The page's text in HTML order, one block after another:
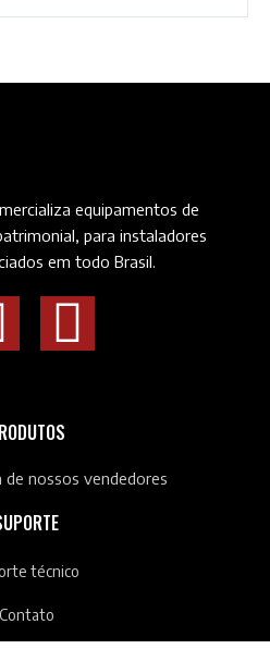
equipamentos de
para instaladores
em todo Brasil.
de nossos vendedores
técnico
Contato